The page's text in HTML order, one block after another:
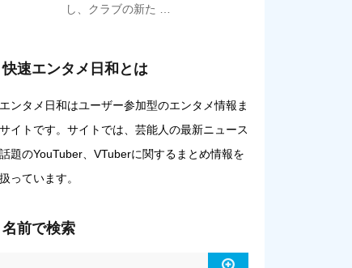
し、クラブの新た …
快速エンタメ日和とは
ンタメ日和はユーザー参加型のエンタメ情報ま
イトです。サイトでは、芸能人の最新ニュース
題のYouTuber、VTuberに関するまとめ情報を
っています。
名前で検索